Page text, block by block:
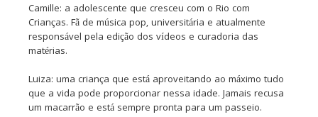
Camille: a adolescente que cresceu com o Rio com
Crianças. Fã de música pop, universitária e atualmente
responsável pela edição dos vídeos e curadoria das
matérias.
Luiza: uma criança que está aproveitando ao máximo tudo
que a vida pode proporcionar nessa idade. Jamais recusa
um macarrão e está sempre pronta para um passeio.